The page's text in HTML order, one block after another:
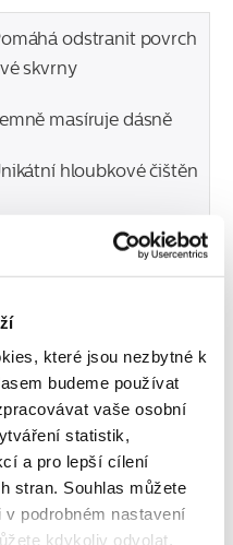
které jsou nezbytné k
budeme používat
vaše osobní
statistik,
a pro lepší cílení
stran. Souhlas můžete
podrobném nastavení
kdykoliv odvolat.
odstranit povrch
skvrny
masíruje dásně
hloubkové čištěn
Pro výjimečné každoden
čištění
účinnější*
až o 100 % víc
skvrn**